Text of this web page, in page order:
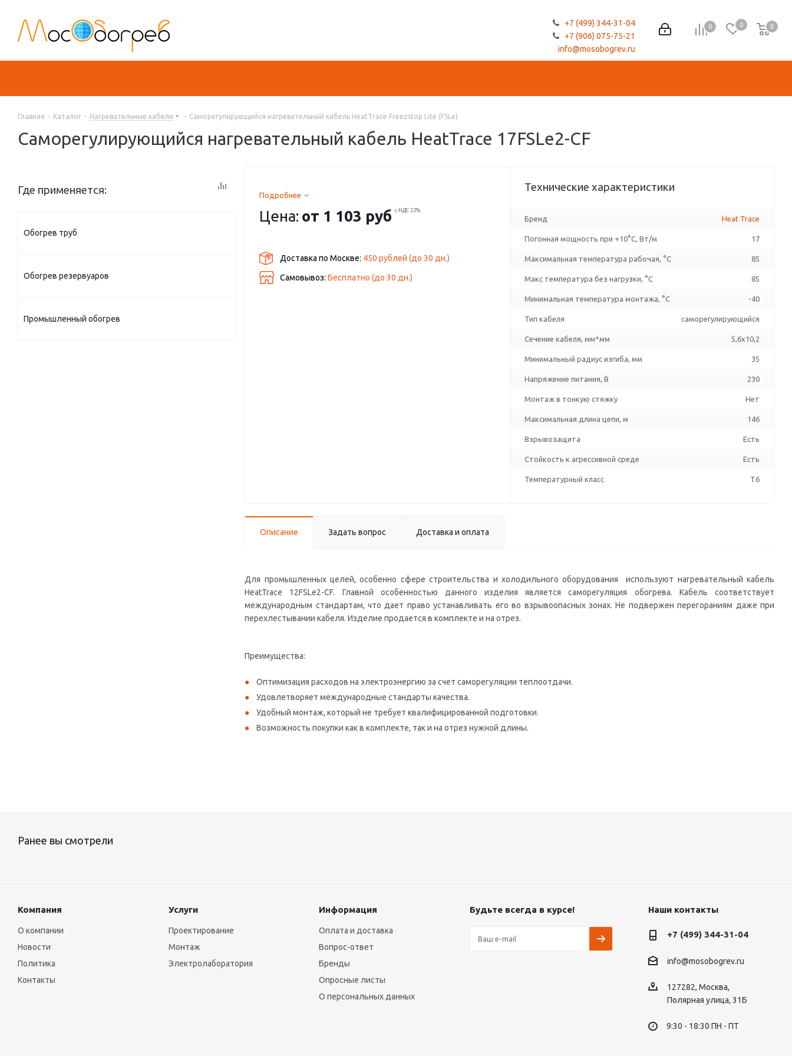
0 0 0
0
+7 (499) 344-31-04
+7 (906) 075-75-21
info@mosobogrev.ru
Главная - Каталог - Нагревательные кабели - Саморегулирующийся нагревательный кабель HeatTrace Freezstop Lite (FSLe)
Саморегулирующийся нагревательный кабель HeatTrace 17FSLe2-CF
Подробнее
Цена: от 1 103 руб с НДС 22%
Доставка по Москве: 450 рублей (до30 дн.)
Самовывоз:Бесплатно (до30 дн.)
Технические характеристики
Бренд Heat Trace
Погонная мощность при +10°С, Вт/м 17
Максимальная температура рабочая, °C 85
Макс температура без нагрузки, °C 85
Минимальная температура монтажа, °C -40
Тип кабеля саморегулирующийся
Сечение кабеля, мм*мм 5,6x10,2
Минимальный радиус изгиба, мм 35
Напряжение питания, В 230
Монтаж в тонкую стяжку Нет
Максимальная длина цепи, м 146
Взрывозащита Есть
Стойкость к агрессивной среде Есть
Температурный класс T6
Описание Задать вопрос Доставка и оплата
Для промышленных целей, особенно сфере строительства и холодильного оборудования используют нагревательный кабель
HeatTrace 12FSLe2-CF. Главной особенностью данного изделия является саморегуляция обогрева. Кабель соответствует
международным стандартам, что дает право устанавливать его во взрывоопасных зонах. Не подвержен перегораниям даже при
перехлестывании кабеля. Изделие продается в комплекте и на отрез.
Преимущества:
Оптимизация расходов на электроэнергию за счет саморегуляции теплоотдачи.
Удовлетворяет международные стандарты качества.
Удобный монтаж, который не требует квалифицированной подготовки.
Возможность покупки как в комплекте, так и на отрез нужной длины.
Где применяется:
Обогрев труб
Обогрев резервуаров
Промышленный обогрев
Ранее вы смотрели
Компания
О компании
Новости
Политика
Контакты
Услуги
Проектирование
Монтаж
Электролаборатория
Информация
Оплата и доставка
Вопрос-ответ
Бренды
Опросные листы
О персональных данных
Будьте всегда в курсе! Наши контакты
+7 (499) 344-31-04
info@mosobogrev.ru
127282, Москва,
Полярная улица, 31Б
9:30 - 18:30 ПН - ПТ